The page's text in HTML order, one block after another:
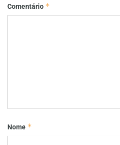
Comentário *
Nome *